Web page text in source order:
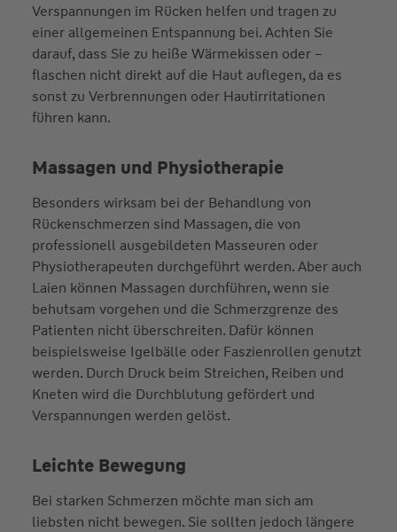
Verspannungen im Rücken helfen und tragen zu
einer allgemeinen Entspannung bei. Achten Sie
darauf, dass Sie zu heiße Wärmekissen oder –
flaschen nicht direkt auf die Haut auflegen, da es
sonst zu Verbrennungen oder Hautirritationen
führen kann.
Massagen und Physiotherapie
Besonders wirksam bei der Behandlung von
Rückenschmerzen sind Massagen, die von
professionell ausgebildeten Masseuren oder
Physiotherapeuten durchgeführt werden. Aber auch
Laien können Massagen durchführen, wenn sie
behutsam vorgehen und die Schmerzgrenze des
Patienten nicht überschreiten. Dafür können
beispielsweise Igelbälle oder Faszienrollen genutzt
werden. Durch Druck beim Streichen, Reiben und
Kneten wird die Durchblutung gefördert und
Verspannungen werden gelöst.
Leichte Bewegung
Bei starken Schmerzen möchte man sich am
liebsten nicht bewegen. Sie sollten jedoch längere